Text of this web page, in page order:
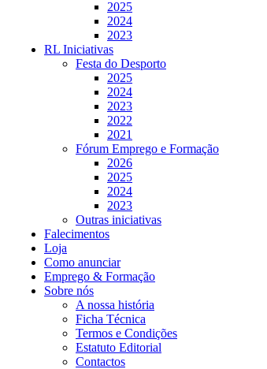
2025
2024
2023
RL Iniciativas
Festa do Desporto
2025
2024
2023
2022
2021
Fórum Emprego e Formação
2026
2025
2024
2023
Outras iniciativas
Falecimentos
Loja
Como anunciar
Emprego & Formação
Sobre nós
A nossa história
Ficha Técnica
Termos e Condições
Estatuto Editorial
Contactos